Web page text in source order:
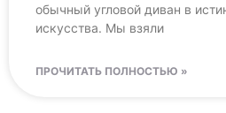
обычный угловой диван в
искусства. Мы взяли
ПРОЧИТАТЬ ПОЛНОСТЬЮ »